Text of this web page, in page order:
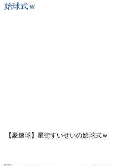
【豪速球】星街すいせいの始球式ｗ